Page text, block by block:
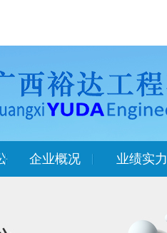
企业概况 业绩实力